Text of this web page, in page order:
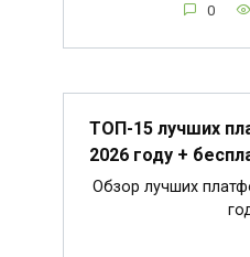
0
ТОП-15 лучших
2026 году +
Обзор лучших